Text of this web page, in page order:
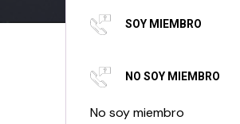
SOY MIEMBRO
NO SOY MIEMBRO
No soy miembro